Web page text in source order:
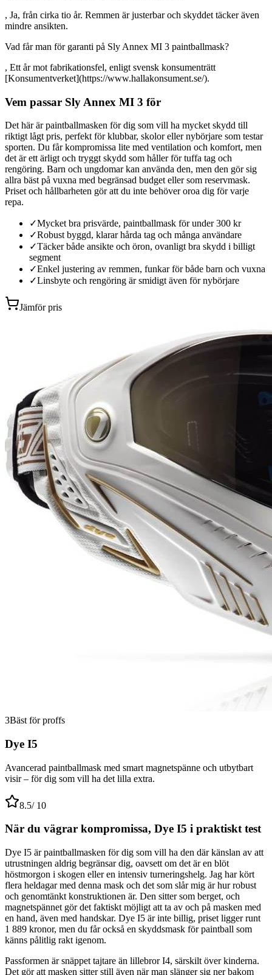
, Ja, från cirka tio år. Remmen är justerbar och skyddet täcker även
mindre ansikten.
Vad får man för garanti på Sly Annex MI 3 paintballmask?
, Ett år mot fabrikationsfel, enligt svensk konsumenträtt
[Konsumentverket](https://www.hallakonsument.se/).
Vem passar Sly Annex MI 3 för
Det här är paintballmasken för dig som vill ha mycket skydd till
riktigt lågt pris, perfekt för klubbar, skolor eller nybörjare som testar
sporten. Du får kompromissa lite med ventilation och komfort, men
det är ett ärligt och tryggt skydd som håller för tuffa tag och
rengöring. Barn och ungdomar kan använda den, men den gör sig
allra bäst på vuxna med begränsad budget eller som reservmask.
Priset och hållbarheten gör att du inte behöver oroa dig för varje
repa.
✓Mycket bra prisvärde, paintballmask för under 300 kr
✓Robust byggd, klarar hårda tag och många användare
✓Täcker både ansikte och öron, ovanligt bra skydd i billigt
segment
✓Enkel justering av remmen, funkar för både barn och vuxna
✓Linsbyte och rengöring är smidigt även för nybörjare
Jämför pris
3Bäst för proffs
Dye I5
Avancerad paintballmask med smart magnetspänne och utbytbart
visir – för dig som vill ha det lilla extra.
8.5/ 10
När du vägrar kompromissa, Dye I5 i praktiskt test
Dye I5 är paintballmasken för dig som vill ha den där känslan av att
utrustningen aldrig begränsar dig, oavsett om det är en blöt
höstmorgon i skogen eller en intensiv turneringshelg. Jag har kört
flera heldagar med denna mask och det som slår mig är hur robust
och genomtänkt konstruktionen är. Den sitter som berget, och
magnetspännet gör det faktiskt möjligt att ta av och på masken med
en hand, även med handskar. Dye I5 är inte billig, priset ligger runt
1 889 kronor, men du får också en skyddsmask för paintball som
känns pålitlig rakt igenom.
Passformen är snäppet tajtare än lillebror I4, särskilt över kinderna.
Det gör att masken sitter still även när man slänger sig ner bakom